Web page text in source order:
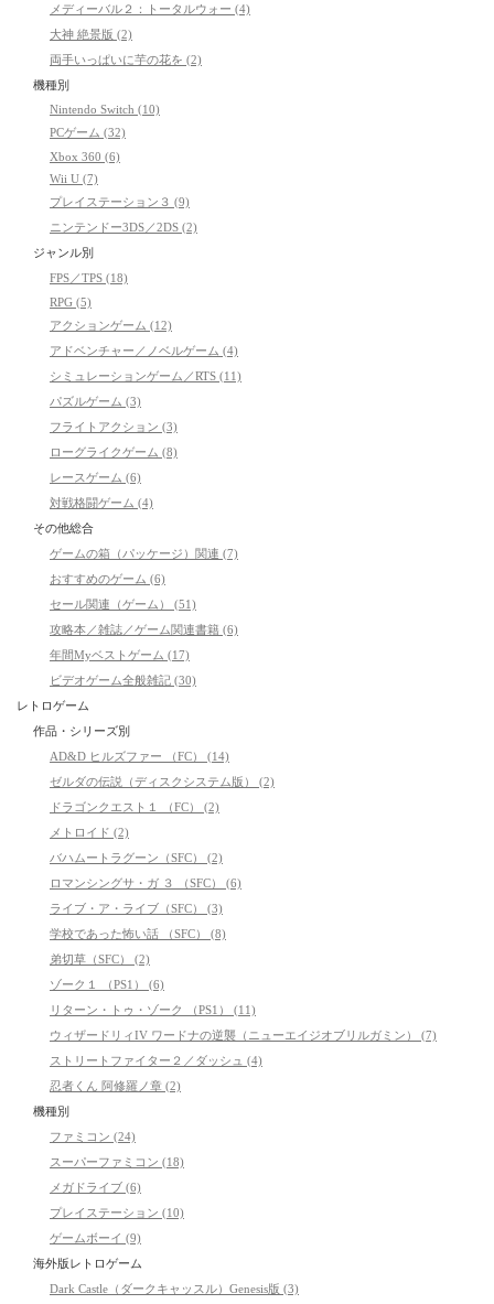
メディーバル２：トータルウォー (4)
大神 絶景版 (2)
両手いっぱいに芋の花を (2)
機種別
Nintendo Switch (10)
PCゲーム (32)
Xbox 360 (6)
Wii U (7)
プレイステーション３ (9)
ニンテンドー3DS／2DS (2)
ジャンル別
FPS／TPS (18)
RPG (5)
アクションゲーム (12)
アドベンチャー／ノベルゲーム (4)
シミュレーションゲーム／RTS (11)
パズルゲーム (3)
フライトアクション (3)
ローグライクゲーム (8)
レースゲーム (6)
対戦格闘ゲーム (4)
その他総合
ゲームの箱（パッケージ）関連 (7)
おすすめのゲーム (6)
セール関連（ゲーム） (51)
攻略本／雑誌／ゲーム関連書籍 (6)
年間Myベストゲーム (17)
ビデオゲーム全般雑記 (30)
レトロゲーム
作品・シリーズ別
AD&D ヒルズファー （FC） (14)
ゼルダの伝説（ディスクシステム版） (2)
ドラゴンクエスト１ （FC） (2)
メトロイド (2)
バハムートラグーン（SFC） (2)
ロマンシングサ・ガ ３ （SFC） (6)
ライブ・ア・ライブ（SFC） (3)
学校であった怖い話 （SFC） (8)
弟切草（SFC） (2)
ゾーク１ （PS1） (6)
リターン・トゥ・ゾーク （PS1） (11)
ウィザードリィIV ワードナの逆襲（ニューエイジオブリルガミン） (7)
ストリートファイター２／ダッシュ (4)
忍者くん 阿修羅ノ章 (2)
機種別
ファミコン (24)
スーパーファミコン (18)
メガドライブ (6)
プレイステーション (10)
ゲームボーイ (9)
海外版レトロゲーム
Dark Castle（ダークキャッスル）Genesis版 (3)